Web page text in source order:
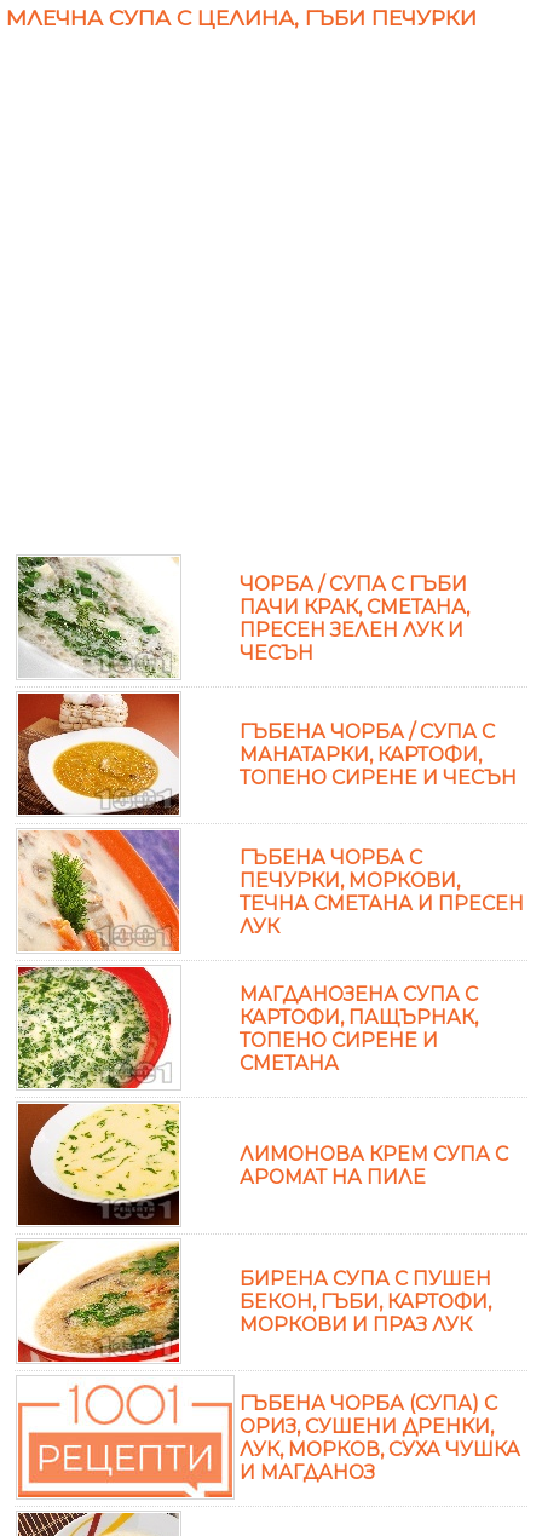
МЛЕЧНА СУПА С ЦЕЛИНА, ГЪБИ ПЕЧУРКИ
ЧОРБА / СУПА С ГЪБИ
ПАЧИ КРАК, СМЕТАНА,
ПРЕСЕН ЗЕЛЕН ЛУК И
ЧЕСЪН
ГЪБЕНА ЧОРБА / СУПА С
МАНАТАРКИ, КАРТОФИ,
ТОПЕНО СИРЕНЕ И ЧЕСЪН
ГЪБЕНА ЧОРБА С
ПЕЧУРКИ, МОРКОВИ,
ТЕЧНА СМЕТАНА И ПРЕСЕН
ЛУК
МАГДАНОЗЕНА СУПА С
КАРТОФИ, ПАЩЪРНАК,
ТОПЕНО СИРЕНЕ И
СМЕТАНА
ЛИМОНОВА КРЕМ СУПА С
АРОМАТ НА ПИЛЕ
БИРЕНА СУПА С ПУШЕН
БЕКОН, ГЪБИ, КАРТОФИ,
МОРКОВИ И ПРАЗ ЛУК
ГЪБЕНА ЧОРБА (СУПА) С
ОРИЗ, СУШЕНИ ДРЕНКИ,
ЛУК, МОРКОВ, СУХА ЧУШКА
И МАГДАНОЗ